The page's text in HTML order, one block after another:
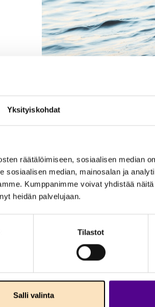
Yksityiskohdat
räätälöimiseen, sosiaalisen median
sosiaalisen median, mainosalan ja
Kumppanimme voivat yhdistää
heidän palvelujaan.
Tilastot
Salli valinta